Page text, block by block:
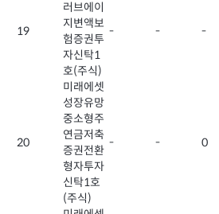
19
러브에이
지변액보
험증권투
자신탁1
호(주식)
- - -
20
미래에셋
성장유망
중소형주
연금저축
증권전환
형자투자
신탁1호
(주식)
- - 0